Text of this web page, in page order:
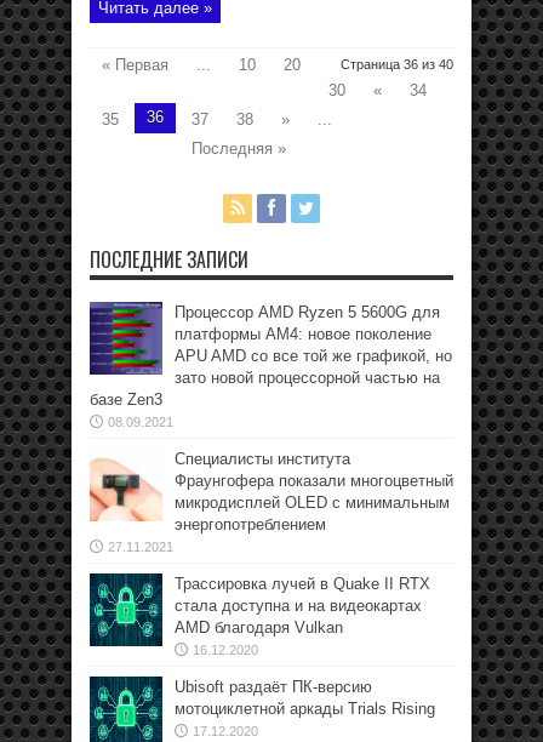
Читать далее »
Страница 36 из 40
« Первая ... 10
20
30
«
34
35
36 37 38 »
...
Последняя »
ПОСЛЕДНИЕ ЗАПИСИ
Процессор AMD Ryzen 5 5600G для
платформы АМ4: новое поколение
APU AMD со все той же графикой, но
зато новой процессорной частью на
базе Zen3
08.09.2021
Специалисты института
Фраунгофера показали многоцветный
микродисплей OLED с минимальным
энергопотреблением
27.11.2021
Трассировка лучей в Quake II RTX
стала доступна и на видеокартах
AMD благодаря Vulkan
16.12.2020
Ubisoft раздаёт ПК-версию
мотоциклетной аркады Trials Rising
17.12.2020